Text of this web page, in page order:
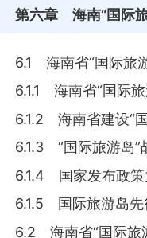
第六章 海南“国际
6.1 海南省“国际旅
6.1.1 海南省“国际
6.1.2 海南省建设“
6.1.3 “国际旅游岛”
6.1.4 国家发布政策
6.1.5 国际旅游岛先
6.2 海南省“国际旅